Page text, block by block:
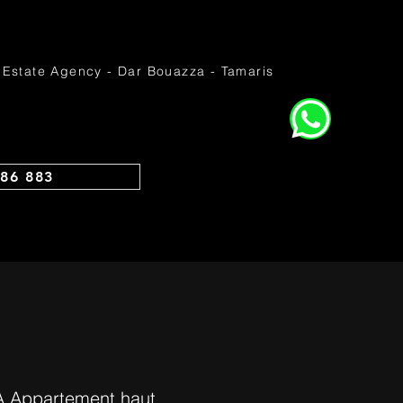
Estate Agency - Dar Bouazza - Tamaris
883
Appartement haut